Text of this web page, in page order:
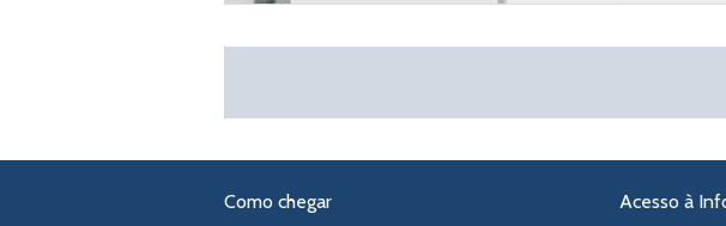
Como chegar Acesso à